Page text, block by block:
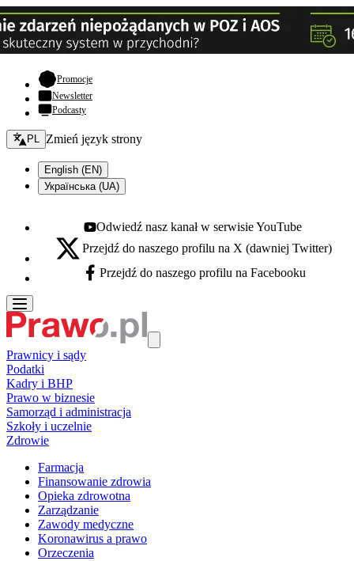
Promocje- otwiera się w nowej karcie
Newsletter
Podcasty
Zmień język - bieżący:
PL Zmień język strony
English (EN)
Українська (UA)
Youtube - otwiera się w nowej karcie
Odwiedź nasz kanał w serwisie YouTube
X - otwiera się w nowej karcie
Przejdź do naszego profilu na X (dawniej Twitter)
Facebook - otwiera się w nowej karcie
Przejdź do naszego profilu na Facebooku
Prawnicy i sądy
Podatki
Kadry i BHP
Prawo w biznesie
Samorząd i administracja
Szkoły i uczelnie
Zdrowie
Farmacja
Finansowanie zdrowia
Opieka zdrowotna
Zarządzanie
Zawody medyczne
Koronawirus a prawo
Orzeczenia